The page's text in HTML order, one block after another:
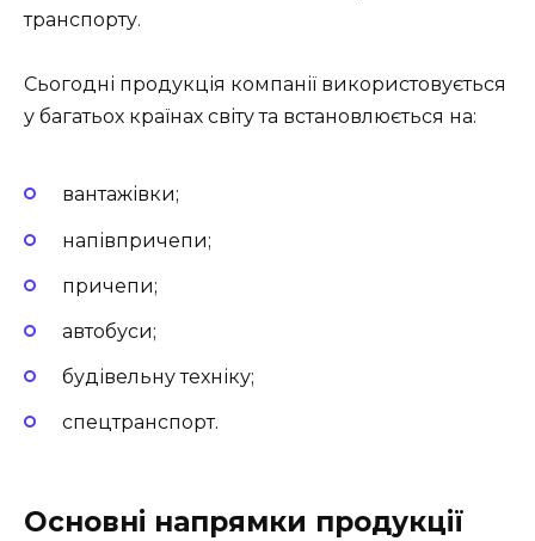
транспорту.
Сьогодні продукція компанії використовується
у багатьох країнах світу та встановлюється на:
вантажівки;
напівпричепи;
причепи;
автобуси;
будівельну техніку;
спецтранспорт.
Основні напрямки продукції